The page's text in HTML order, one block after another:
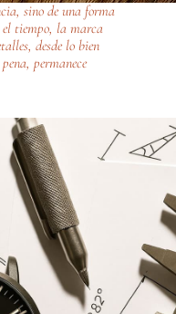
sino de una forma
el tiempo, la marca
desde lo bien
permanece